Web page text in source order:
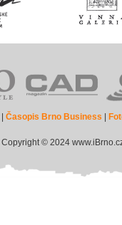
|Časopis Brno Business
Copyright © 2024